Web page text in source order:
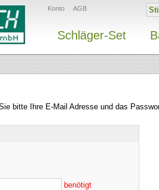
Konto AGB
Schläger-Set
bitte Ihre E-Mail Adresse und das
benötigt